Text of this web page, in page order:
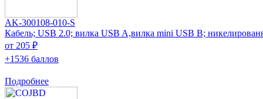
AK-300108-010-S
Кабель; USB 2.0; вилка USB A,вилка mini USB B;
от 205 ₽
+1536 баллов
Подробнее